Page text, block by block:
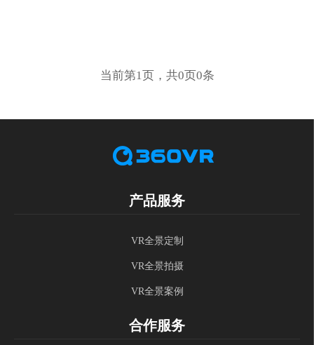
当前第1页，共0页0条
产品服务
VR全景定制
VR全景拍摄
VR全景案例
合作服务